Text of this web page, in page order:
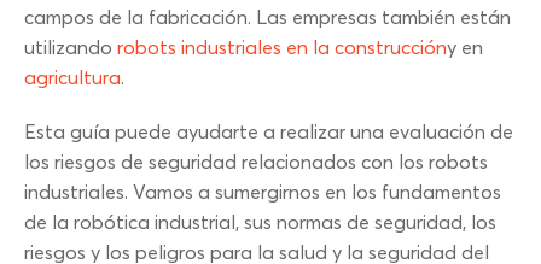
campos de la fabricación. Las empresas también están
utilizando robots industriales en la construccióny en
agricultura.
Esta guía puede ayudarte a realizar una evaluación de
los riesgos de seguridad relacionados con los robots
industriales. Vamos a sumergirnos en los fundamentos
de la robótica industrial, sus normas de seguridad, los
riesgos y los peligros para la salud y la seguridad del